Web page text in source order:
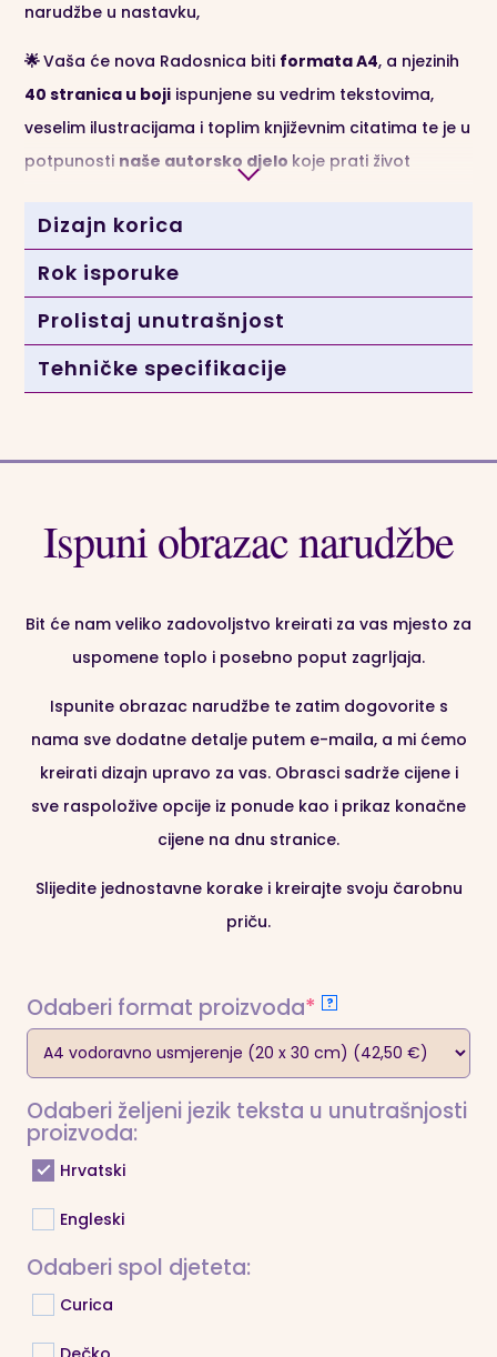
narudžbe u nastavku,
🌟Vaša će nova Radosnica biti formata A4, a njezinih
40 stranica u boji ispunjene su vedrim tekstovima,
veselim ilustracijama i toplim književnim citatima te je u
potpunosti naše autorsko djelo koje prati život
🌟Svaka se Radosnicaizrađuje ekskluzivno samo za
Vas, sukladno odabranim specifikacijama u obrascu
narudžbe te je u punom smislu riječi
rađeni proizvod,
🌟A kako naše vile i čarobnjaci vole iznenađenja,
Radosnice krase stranicevisokokvalitetnog 260 gr
nema brige zbog prolivene kašice ili soka, listajte
Radosnicu bezbrižno skupa koliko god često želite.
predivnim koricama tvrdog uveza
iz naše široke
ponude boja i materijala. Korice
personalizirajte
tekstom, slikom ili ilustracijom po želji, čak i prvim
otiscima dlana i stopala…
Uživajte u listanju i ispunjavanju svoje nove
personalizirane Radosnice i
ne dopustite
uspomenama da izblijede 🥰
🌟 Dostupna engleskom jeziku
odaberite navedeno u obrascu narudžbe!
jeziku.
Dizajn korica
Rok isporuke
Prolistaj unutrašnjost
Tehničke specifikacije
Ispuni obrazac narudžbe
Bit će nam veliko zadovoljstvo kreirati za vas mjesto za
uspomene toplo i posebno poput zagrljaja.
Ispunite obrazac narudžbe te zatim dogovorite s
nama sve dodatne detalje putem e-maila, a mi ćemo
kreirati dizajn upravo za vas. Obrasci sadrže cijene i
sve raspoložive opcije iz ponude kao i prikaz konačne
cijene na dnu stranice.
Slijedite jednostavne korake i kreirajte svoju čarobnu
priču.
Odaberi format proizvoda* (required)
?
Odaberi željeni jezik teksta u unutrašnjosti
proizvoda:
Hrvatski
Engleski
Odaberi spol djeteta:
Curica